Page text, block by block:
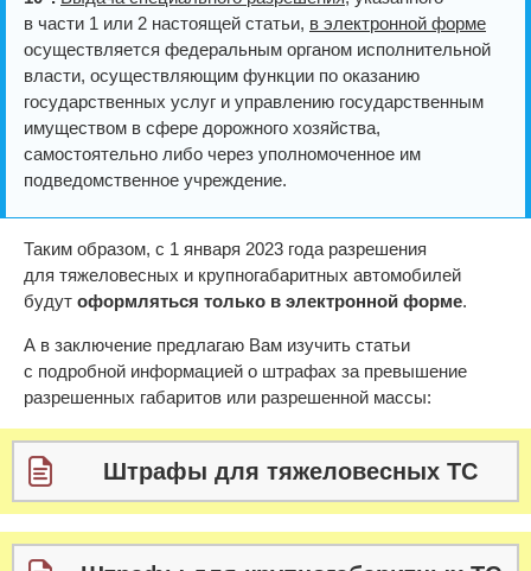
в части 1 или 2 настоящей статьи, в электронной форме
осуществляется федеральным органом исполнительной
власти, осуществляющим функции по оказанию
государственных услуг и управлению государственным
имуществом в сфере дорожного хозяйства,
самостоятельно либо через уполномоченное им
подведомственное учреждение.
Таким образом, с 1 января 2023 года разрешения
для тяжеловесных и крупногабаритных автомобилей
будут оформляться только в электронной форме.
А в заключение предлагаю Вам изучить статьи
с подробной информацией о штрафах за превышение
разрешенных габаритов или разрешенной массы:
Штрафы для тяжеловесных ТС